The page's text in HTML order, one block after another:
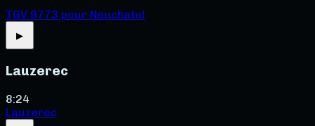
TGV 9773 pour Neuchatel
▶
Lauzerec
8:24
Lauzerec